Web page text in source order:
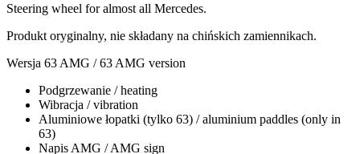
Steering wheel for almost all Mercedes.
Produkt oryginalny, nie składany na chińskich zamiennikach.
Wersja 63 AMG / 63 AMG version
Podgrzewanie / heating
Wibracja / vibration
Aluminiowe łopatki (tylko 63) / aluminium paddles (only in
63)
Napis AMG / AMG sign